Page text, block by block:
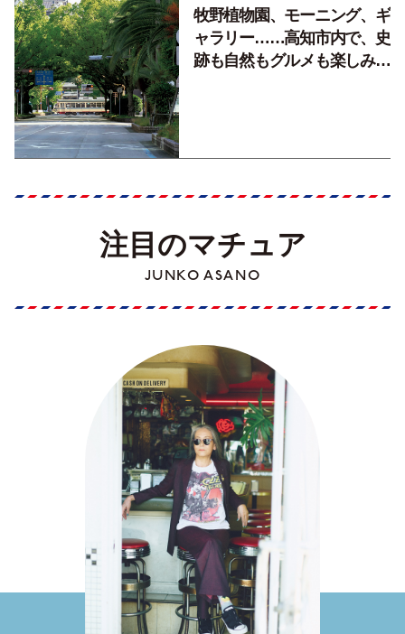
牧野植物園、モーニング、ギ
ャラリー……高知市内で、史
跡も自然もグルメも楽しみ尽
注目のマチュア
JUNKO ASANO